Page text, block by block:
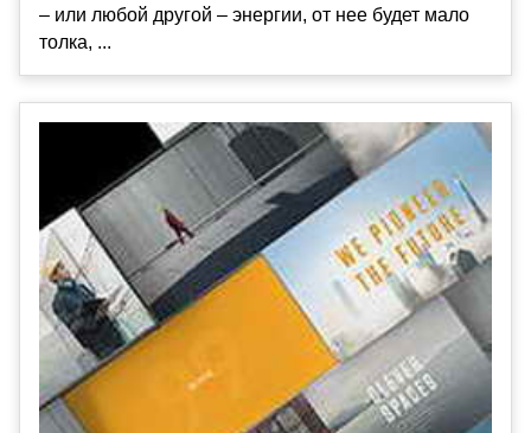
– или любой другой – энергии, от нее будет мало
толка, ...